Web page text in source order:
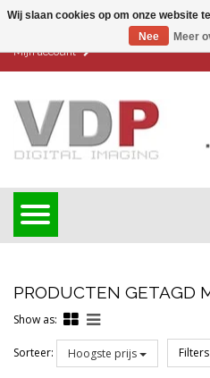
Mijn account
PRODUCTEN GETAGD
Show as:
Sorteer: Hoogste prijs Filters
Wij slaan cookies op om onze website
Nee
Meer